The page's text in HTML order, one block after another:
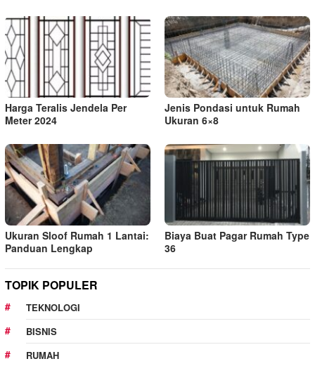
Harga Teralis Jendela Per
Meter 2024
Jenis Pondasi untuk Rumah
Ukuran 6×8
Ukuran Sloof Rumah 1 Lantai:
Panduan Lengkap
Biaya Buat Pagar Rumah Type
36
TOPIK POPULER
TEKNOLOGI
BISNIS
RUMAH